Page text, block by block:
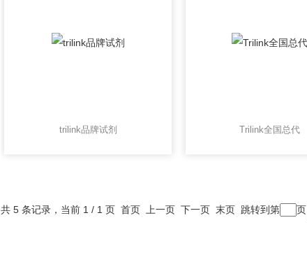
trilink品牌试剂 Trilink全国总代
共 5 条记录，当前 1 / 1 页 首页 上一页 下一页 末页 跳转到第 页